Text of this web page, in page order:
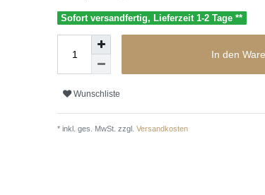
Sofort versandfertig, Lieferzeit 1-2 Tage **
In den
Wunschliste
* inkl. ges. MwSt. zzgl. Versandkosten